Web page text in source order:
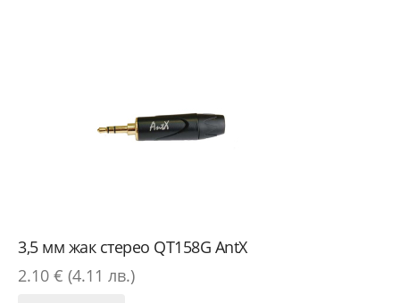
3,5 мм жак стерео QT158G AntX
2.10 € (4.11 лв.)